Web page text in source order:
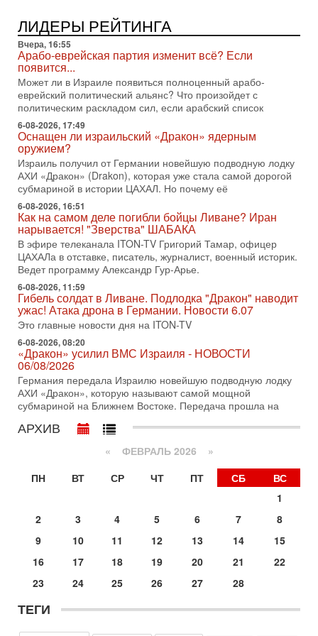
02/08/2026
Президент США Дональд Трамп сегодня заявил об отмене
подготовленного удара по Ирану после обращений
Тегерана и других стран региона. По его словам,
1-08-2026, 17:50
«Русский голос» Израиля: кто заберет его на этот
раз?
Голоса русскоязычных репатриантов не раз кардинально
меняли политический ландшафт Израиля. Достаточно
вспомнить взлет партии «Исраэль ба-алия», когда
31-07-2026, 17:00
Тайны закрытых дверей: о чём на самом деле
молчат Трамп и Нетаньяху?
Недавний визит премьер-министра Израиля Биньямина
Нетаньяху в США и его встреча с Дональдом Трампом
оставили больше вопросов, чем ответов. Полная
31-07-2026, 15:18
Иран готовит покушение на Нетаниягу! Трамп не
хочет эскалации, но КСИР готовит взрыв!
В эфире телеканала ITON-TV СЕРГЕЙ МИГДАЛЬ, эксперт
по вопросам безопасности, офицер запаса
Международного управления полиции Израиля, автор
Битва за разоружение ХАМАСа - НОВОСТИ
31/07/2026
Сегодня президент США Дональд Трамп заявил о
достижении исторического соглашения о полном
разоружении ХАМАСа и других вооруженных группировок в
Иран доведет Трампа до крайних мер? Разбор и
оценка от военного обозревателя Давида Шарпа
Ситуация вокруг противостояния Ирана и США накаляется
с каждым днем. Почему Трамп в самый последний момент
отменил решение о нанесении тяжелых ударов
Покупатель авиакомпании «Аркия» намерен
запретить полеты по субботам!
Вокруг возможной продажи авиакомпании «Аркия»
разгорается громкий конфликт.
Трамп готовит удар по Ирану - НОВОСТИ 30/07/2026
возможность масштабной военной операции против Ирана
ЛИДЕРЫ РЕЙТИНГА
Вчера, 16:55
Арабо-еврейская партия изменит всё? Если
появится...
Может ли в Израиле появиться полноценный арабо-
еврейский политический альянс? Что произойдет с
политическим раскладом сил, если арабский список
6-08-2026, 17:49
Оснащен ли израильский «Дракон» ядерным
оружием?
Израиль получил от Германии новейшую подводную лодку
АХИ «Дракон» (Drakon), которая уже стала самой дорогой
субмариной в истории ЦАХАЛ. Но почему её
6-08-2026, 16:51
Как на самом деле погибли бойцы Ливане? Иран
нарывается! "Зверства" ШАБАКА
В эфире телеканала ITON-TV Григорий Тамар, офицер
ЦАХАЛа в отставке, писатель, журналист, военный историк.
Ведет программу Александр Гур-Арье.
6-08-2026, 11:59
Гибель солдат в Ливане. Подлодка "Дракон" наводит
ужас! Атака дрона в Германии. Новости 6.07
Это главные новости дня на ITON-TV
6-08-2026, 08:20
«Дракон» усилил ВМС Израиля - НОВОСТИ
06/08/2026
Германия передала Израилю новейшую подводную лодку
АХИ «Дракон», которую называют самой мощной
субмариной на Ближнем Востоке. Передача прошла на
АРХИВ
« ФЕВРАЛЬ 2026 »
ПН
ВТ СР ЧТ ПТ СБ
ВС
1
2
3 4 5 6 7
8
9
10 11 12 13 14
15
16
17 18 19 20 21
22
23
24 25 26 27 28
ТЕГИ